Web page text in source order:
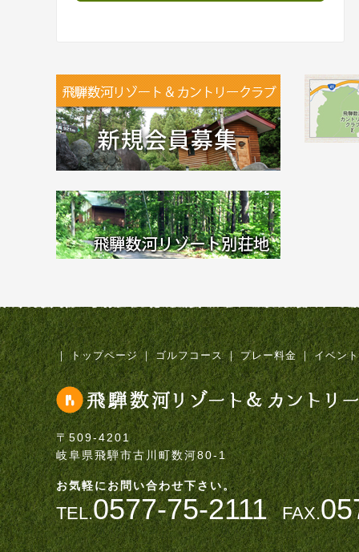
｜ トップページ ｜ ゴルフコース ｜ プレー料金 ｜ イベン
〒509-4201
岐阜県飛騨市古川町数河80-1
お気軽にお問い合わせ下さい。
TEL.0577-75-2111 FAX.